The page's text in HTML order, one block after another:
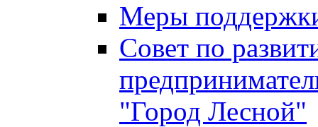
Меры
Совет по
"Город Лесной"